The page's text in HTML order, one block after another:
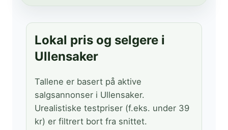
Lokal pris og selgere i
Ullensaker
Tallene er basert på aktive
salgsannonser i Ullensaker.
Urealistiske testpriser (f.eks. under 39
kr) er filtrert bort fra snittet.